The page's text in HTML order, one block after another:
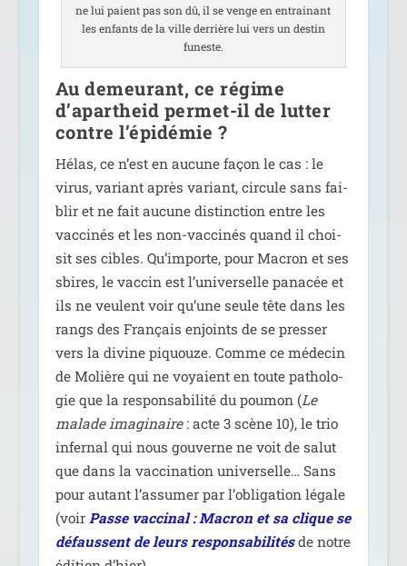
ne lui paient pas son dû, il se venge en entrai­nant
les enfants de la ville der­rière lui vers un des­tin
funeste.
Au demeurant, ce régime
d’apartheid permet-il de lutter
contre l’épidémie ?
Hélas, ce n’est en aucune façon le cas : le
virus, variant après variant, cir­cule sans fai­
blir et ne fait aucune dis­tinc­tion entre les
vac­ci­nés et les non-vac­ci­nés quand il choi­
sit ses cibles. Qu’importe, pour Macron et ses
sbires, le vac­cin est l’universelle pana­cée et
ils ne veulent voir qu’une seule tête dans les
rangs des Français enjoints de se pres­ser
vers la divine piquouze. Comme ce méde­cin
de Molière qui ne voyaient en toute patho­lo­
gie que la res­pon­sa­bi­li­té du pou­mon (Le
malade ima­gi­naire: acte 3 scène 10), le trio
infer­nal qui nous gou­verne ne voit de salut
que dans la vac­ci­na­tion uni­ver­selle… Sans
pour autant l’assumer par l’obligation légale
(voir Passe vac­ci­nal : Macron et sa clique se
défaussent de leurs res­pon­sa­bi­li­tésde notre